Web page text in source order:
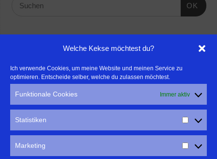
Welche Kekse möchtest du?
Ich verwende Cookies, um meine Website und meinen Service zu
optimieren. Entscheide selber, welche du zulassen möchtest.
Funktionale Cookies Immer aktiv
Statistiken
Marketing
OK
- Für professionelle Fotografen, die ihre Stärken mehr in den
Fokus rücken wollen, empfehle ich eine Beratung durch Frau
Dr. Martina Mettner